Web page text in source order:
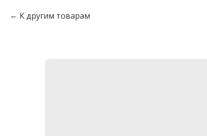
К другим товарам